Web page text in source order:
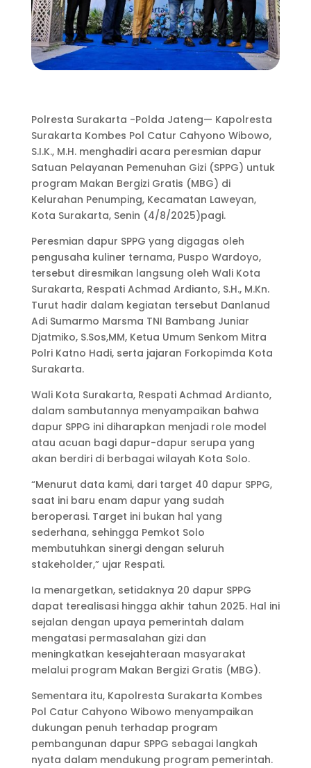
Polresta Surakarta -Polda Jateng— Kapolresta
Surakarta Kombes Pol Catur Cahyono Wibowo,
S.I.K., M.H. menghadiri acara peresmian dapur
Satuan Pelayanan Pemenuhan Gizi (SPPG) untuk
program Makan Bergizi Gratis (MBG) di
Kelurahan Penumping, Kecamatan Laweyan,
Kota Surakarta, Senin (4/8/2025)pagi.
Peresmian dapur SPPG yang digagas oleh
pengusaha kuliner ternama, Puspo Wardoyo,
tersebut diresmikan langsung oleh Wali Kota
Surakarta, Respati Achmad Ardianto, S.H., M.Kn.
Turut hadir dalam kegiatan tersebut Danlanud
Adi Sumarmo Marsma TNI Bambang Juniar
Djatmiko, S.Sos,MM, Ketua Umum Senkom Mitra
Polri Katno Hadi, serta jajaran Forkopimda Kota
Surakarta.
Wali Kota Surakarta, Respati Achmad Ardianto,
dalam sambutannya menyampaikan bahwa
dapur SPPG ini diharapkan menjadi role model
atau acuan bagi dapur-dapur serupa yang
akan berdiri di berbagai wilayah Kota Solo.
“Menurut data kami, dari target 40 dapur SPPG,
saat ini baru enam dapur yang sudah
beroperasi. Target ini bukan hal yang
sederhana, sehingga Pemkot Solo
membutuhkan sinergi dengan seluruh
stakeholder,” ujar Respati.
Ia menargetkan, setidaknya 20 dapur SPPG
dapat terealisasi hingga akhir tahun 2025. Hal ini
sejalan dengan upaya pemerintah dalam
mengatasi permasalahan gizi dan
meningkatkan kesejahteraan masyarakat
melalui program Makan Bergizi Gratis (MBG).
Sementara itu, Kapolresta Surakarta Kombes
Pol Catur Cahyono Wibowo menyampaikan
dukungan penuh terhadap program
pembangunan dapur SPPG sebagai langkah
nyata dalam mendukung program pemerintah.